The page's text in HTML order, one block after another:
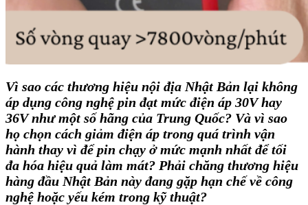
Vì sao các thương hiệu nội địa Nhật Bản lại không
áp dụng công nghệ pin đạt mức điện áp 30V hay
36V như một số hãng của Trung Quốc? Và vì sao
họ chọn cách giảm điện áp trong quá trình vận
hành thay vì để pin chạy ở mức mạnh nhất để tối
đa hóa hiệu quả làm mát? Phải chăng thương hiệu
hàng đầu Nhật Bản này đang gặp hạn chế về công
nghệ hoặc yếu kém trong kỹ thuật?